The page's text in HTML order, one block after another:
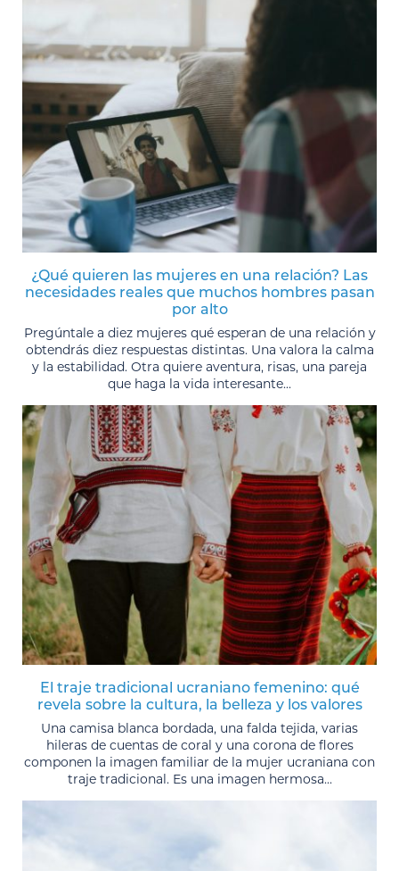
¿Qué quieren las mujeres en una relación? Las
necesidades reales que muchos hombres pasan
por alto
Pregúntale a diez mujeres qué esperan de una relación y
obtendrás diez respuestas distintas. Una valora la calma
y la estabilidad. Otra quiere aventura, risas, una pareja
que haga la vida interesante...
El traje tradicional ucraniano femenino: qué
revela sobre la cultura, la belleza y los valores
Una camisa blanca bordada, una falda tejida, varias
hileras de cuentas de coral y una corona de flores
componen la imagen familiar de la mujer ucraniana con
traje tradicional. Es una imagen hermosa...